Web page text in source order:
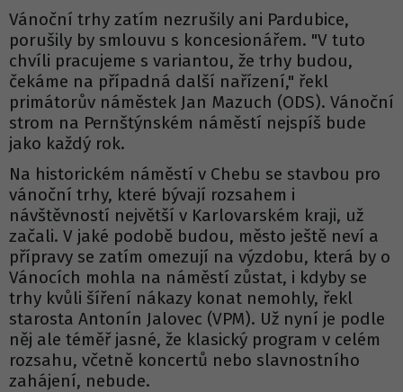
Vánoční trhy zatím nezrušily ani Pardubice,
porušily by smlouvu s koncesionářem. "V tuto
chvíli pracujeme s variantou, že trhy budou,
čekáme na případná další nařízení," řekl
primátorův náměstek Jan Mazuch (ODS). Vánoční
strom na Pernštýnském náměstí nejspíš bude
jako každý rok.
Na historickém náměstí v Chebu se stavbou pro
vánoční trhy, které bývají rozsahem i
návštěvností největší v Karlovarském kraji, už
začali. V jaké podobě budou, město ještě neví a
přípravy se zatím omezují na výzdobu, která by o
Vánocích mohla na náměstí zůstat, i kdyby se
trhy kvůli šíření nákazy konat nemohly, řekl
starosta Antonín Jalovec (VPM). Už nyní je podle
něj ale téměř jasné, že klasický program v celém
rozsahu, včetně koncertů nebo slavnostního
zahájení, nebude.